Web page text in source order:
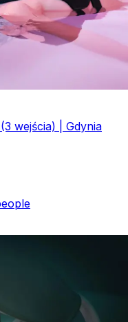
wejścia) | Gdynia